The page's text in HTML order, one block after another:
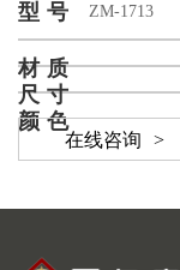
型号 ZM-1713
材质
尺寸
颜色
在线咨询 >